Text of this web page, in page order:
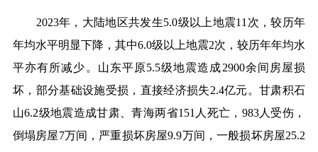
2023年，大陆地区共发生5.0级以上地震11次，较历年
年均水平明显下降，其中6.0级以上地震2次，较历年年均水
平亦有所减少。山东平原5.5级地震造成2900余间房屋损
坏，部分基础设施受损，直接经济损失2.4亿元。甘肃积石
山6.2级地震造成甘肃、青海两省151人死亡，983人受伤，
倒塌房屋7万间，严重损坏房屋9.9万间，一般损坏房屋25.2